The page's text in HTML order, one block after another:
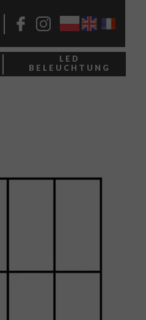
L E D
B E L E U C H T U N G